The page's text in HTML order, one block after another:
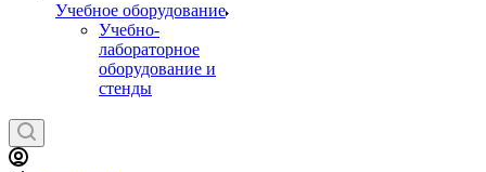
Учебное оборудование
Учебно-
лабораторное
оборудование и
стенды